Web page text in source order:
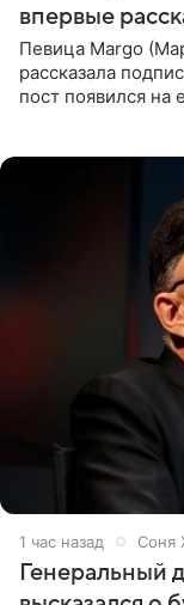
впервые
Певица Margo
рассказала
пост появился на
1 час назад Соня
Генеральный